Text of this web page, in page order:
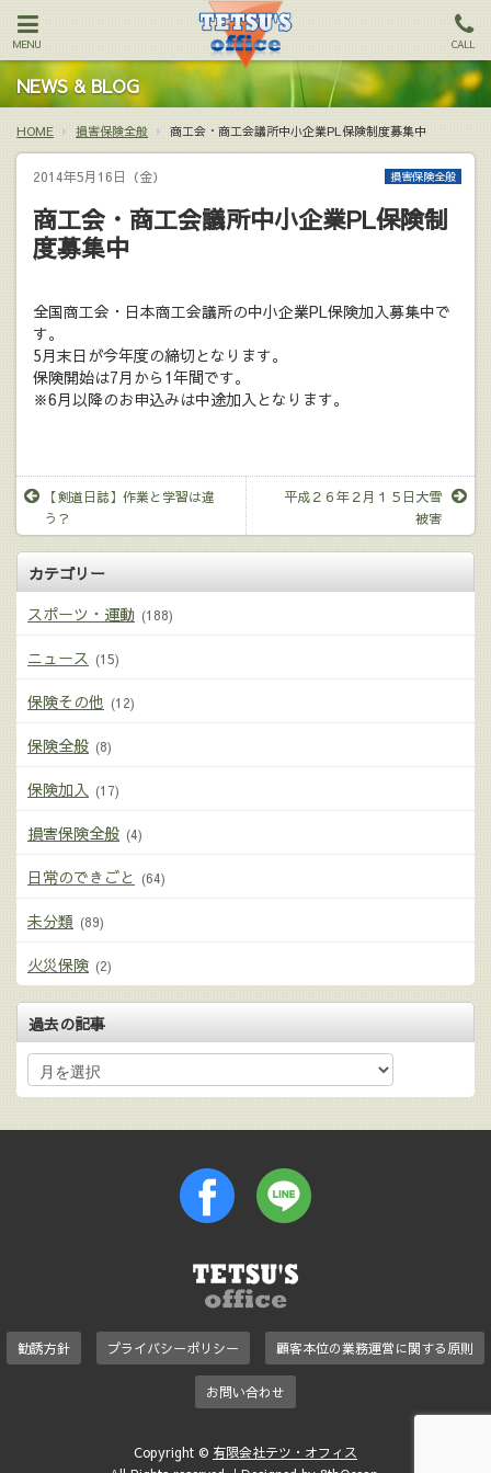
MENU CALL
NEWS & BLOG
HOME 損害保険全般 商工会・商工会議所中小企業PL保険制度募集中
2014年5月16日（金） 損害保険全般
商工会・商工会議所中小企業PL保険制
度募集中
全国商工会・日本商工会議所の中小企業PL保険加入募集中で
す。
5月末日が今年度の締切となります。
保険開始は7月から1年間です。
※6月以降のお申込みは中途加入となります。
【剣道日誌】作業と学習は違
う？
平成２６年２月１５日大雪
被害
カテゴリー
スポーツ・運動 (188)
ニュース (15)
保険その他 (12)
保険全般 (8)
保険加入 (17)
損害保険全般 (4)
日常のできごと (64)
未分類 (89)
火災保険 (2)
過去の記事
勧誘方針 プライバシーポリシー 顧客本位の業務運営に関する原則
お問い合わせ
Copyright © 有限会社テツ・オフィス